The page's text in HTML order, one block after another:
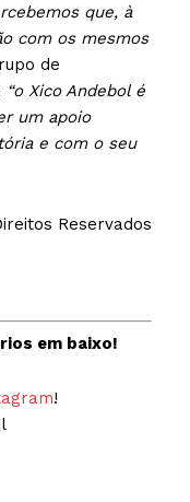
que, à
com os mesmos
de
“o Xico Andebol é
um apoio
e com o seu
Reservados
em baixo!
!